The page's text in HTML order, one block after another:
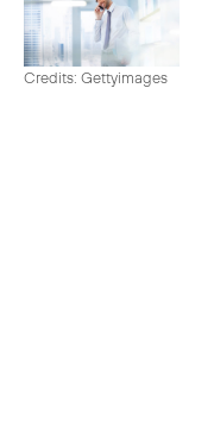
Credits: Gettyimages